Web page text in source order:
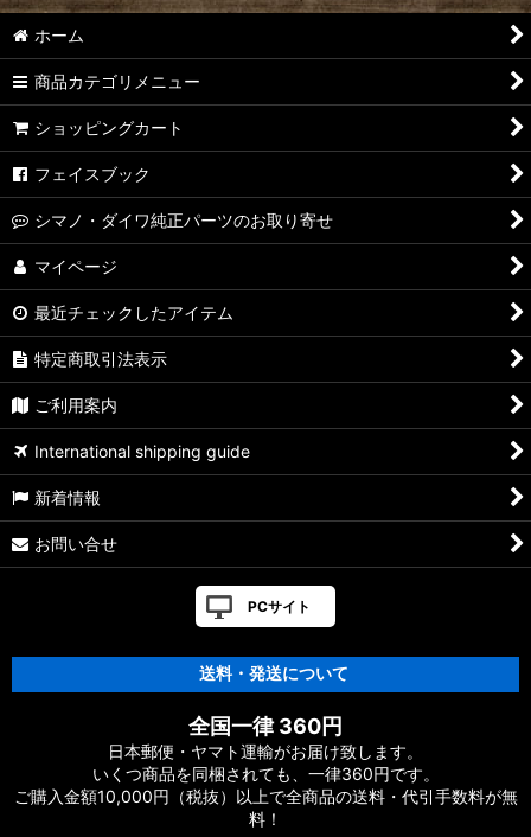
【シマノ】14ステラ［STELLA］対応 カスタムパーツ
【シマノ】10ステラ［STELLA］対応 カスタムパーツ
【シマノ】07ステラ［STELLA］対応 カスタムパーツ
【シマノ】19-22ステラSW［STELLA SW］対応 カスタムパー
ツ
【シマノ】08ステラSW［STELLA SW］対応 カスタムパーツ
【シマノ】01ステラSW［STELLA SW］対応 カスタムパーツ
ーツ
17ヴァンキッシュFW用
FW［VANQUISH］対応 カスタムパーツ
【シマノ】12-13ヴァンキッシュ&リミテッド［VANQUISH］
対応 カスタムパーツ
【シマノ】19ストラディック［STRADIC］対応 カスタムパー
ツ
ホーム
商品カテゴリメニュー
ショッピングカート
フェイスブック
シマノ・ダイワ純正パーツのお取り寄せ
マイページ
最近チェックしたアイテム
特定商取引法表示
ご利用案内
International shipping guide
新着情報
お問い合せ
PCサイト
送料・発送について
全国一律 360円
日本郵便・ヤマト運輸がお届け致します。
いくつ商品を同梱されても、一律360円です。
ご購入金額10,000円（税抜）以上で全商品の送料・代引手数料が無
料！